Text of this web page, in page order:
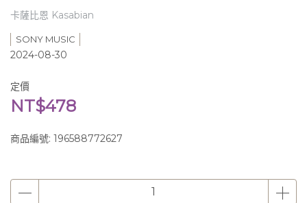
卡薩比恩 Kasabian
SONY MUSIC
2024-08-30
定價
NT$478
商品編號: 196588772627